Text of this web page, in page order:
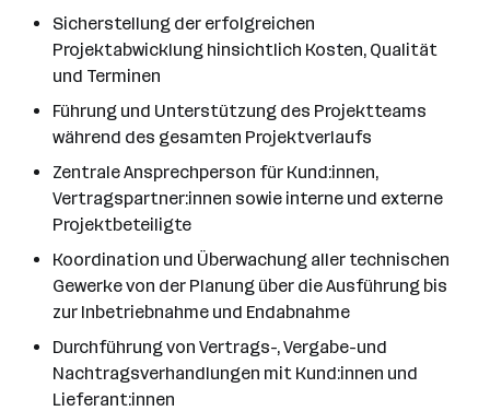
Sicherstellung der erfolgreichen
Projektabwicklung hinsichtlich Kosten, Qualität
und Terminen
Führung und Unterstützung des Projektteams
während des gesamten Projektverlaufs
Zentrale Ansprechperson für Kund:innen,
Vertragspartner:innen sowie interne und externe
Projektbeteiligte
Koordination und Überwachung aller technischen
Gewerke von der Planung über die Ausführung bis
zur Inbetriebnahme und Endabnahme
Durchführung von Vertrags-, Vergabe-und
Nachtragsverhandlungen mit Kund:innen und
Lieferant:innen